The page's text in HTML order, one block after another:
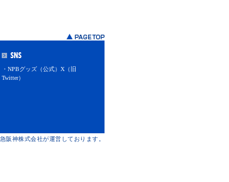
・NPBグッズ（公式）X（旧
Twitter）
阪神株式会社が運営しております。